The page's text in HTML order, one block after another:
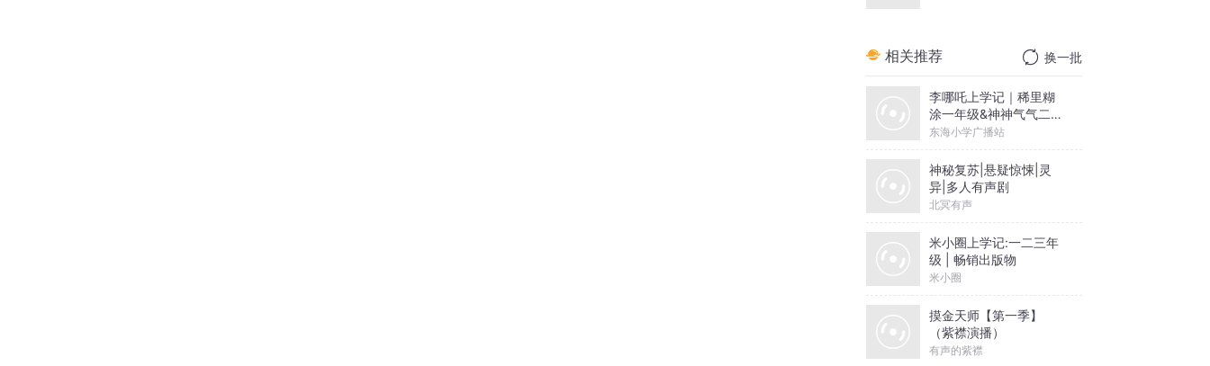
相关推荐 换一批
李哪吒上学记｜稀里糊
涂一年级&神神气气二年
级
东海小学广播站
神秘复苏|悬疑惊悚|灵
异|多人有声剧
北冥有声
米小圈上学记:一二三年
级 | 畅销出版物
米小圈
摸金天师【第一季】
（紫襟演播）
有声的紫襟